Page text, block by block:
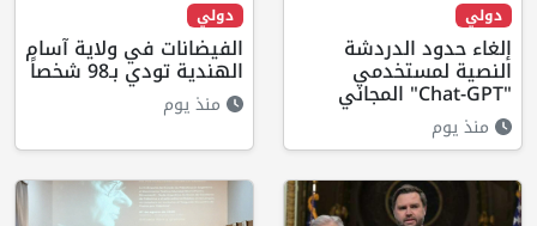
دولي
إلغاء حدود الدردشة
النصية لمستخدمي
"Chat-GPT" المجاني
منذ يوم
دولي
الفيضانات في ولاية آسام
الهندية تودي بـ98 شخصاً
منذ يوم